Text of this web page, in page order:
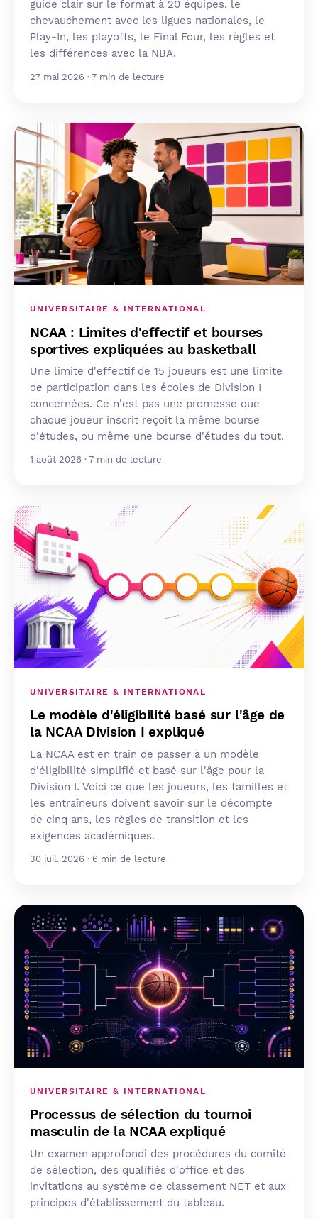
guide clair sur le format à 20 équipes, le
chevauchement avec les ligues nationales, le
Play-In, les playoffs, le Final Four, les règles et
les différences avec la NBA.
27 mai 2026 · 7 min de lecture
UNIVERSITAIRE & INTERNATIONAL
NCAA : Limites d'effectif et bourses
sportives expliquées au basketball
Une limite d'effectif de 15 joueurs est une limite
de participation dans les écoles de Division I
concernées. Ce n'est pas une promesse que
chaque joueur inscrit reçoit la même bourse
d'études, ou même une bourse d'études du tout.
1 août 2026 · 7 min de lecture
UNIVERSITAIRE & INTERNATIONAL
Le modèle d'éligibilité basé sur l'âge de
la NCAA Division I expliqué
La NCAA est en train de passer à un modèle
d'éligibilité simplifié et basé sur l'âge pour la
Division I. Voici ce que les joueurs, les familles et
les entraîneurs doivent savoir sur le décompte
de cinq ans, les règles de transition et les
exigences académiques.
30 juil. 2026 · 6 min de lecture
UNIVERSITAIRE & INTERNATIONAL
Processus de sélection du tournoi
masculin de la NCAA expliqué
Un examen approfondi des procédures du comité
de sélection, des qualifiés d'office et des
invitations au système de classement NET et aux
principes d'établissement du tableau.